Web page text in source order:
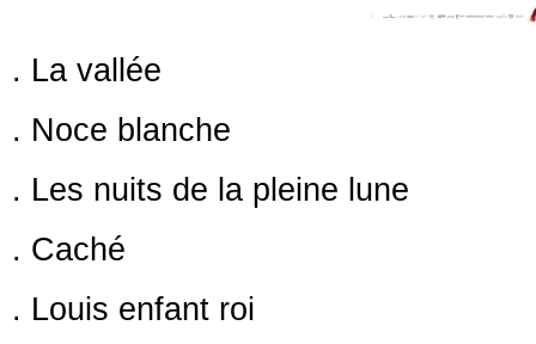
. La vallée
. Noce blanche
. Les nuits de la pleine lune
. Caché
. Louis enfant roi